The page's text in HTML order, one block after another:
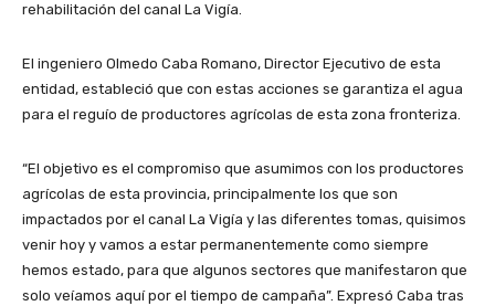
rehabilitación del canal La Vigía.
El ingeniero Olmedo Caba Romano, Director Ejecutivo de esta
entidad, estableció que con estas acciones se garantiza el agua
para el reguío de productores agrícolas de esta zona fronteriza.
“El objetivo es el compromiso que asumimos con los productores
agrícolas de esta provincia, principalmente los que son
impactados por el canal La Vigía y las diferentes tomas, quisimos
venir hoy y vamos a estar permanentemente como siempre
hemos estado, para que algunos sectores que manifestaron que
solo veíamos aquí por el tiempo de campaña”. Expresó Caba tras